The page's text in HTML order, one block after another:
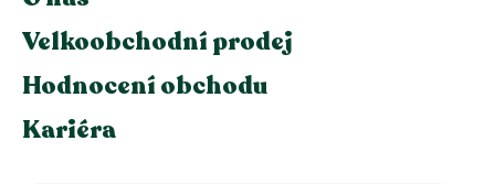
Velkoobchodní prodej
Hodnocení obchodu
Kariéra